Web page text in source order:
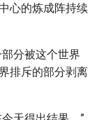
心的炼成阵持续
分被这个世界
排斥的部分剥离